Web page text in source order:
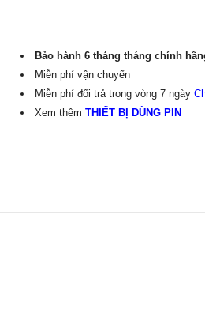
Bảo hành6 tháng tháng chính
Miễn phí vận chuyển
Miễn phí đổi trả trong vòng 7 ngày
Xem thêmTHIẾT BỊ DÙNG PIN